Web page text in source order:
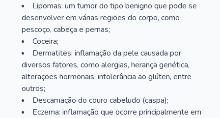
Lipomas: um tumor do tipo benigno que pode se
desenvolver em várias regiões do corpo, como
pescoço, cabeça e pernas;
Coceira;
Dermatites: inflamação da pele causada por
diversos fatores, como alergias, herança genética,
alterações hormonais, intolerância ao glúten, entre
outros;
Descamação do couro cabeludo (caspa);
Eczema: inflamação que ocorre principalmente em